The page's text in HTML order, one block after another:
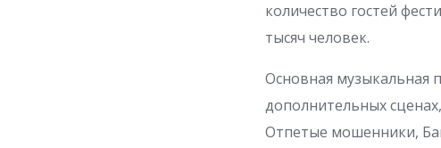
количество гостей
тысяч человек.
Основная музыкальная
дополнительных
Отпетые мошенники,